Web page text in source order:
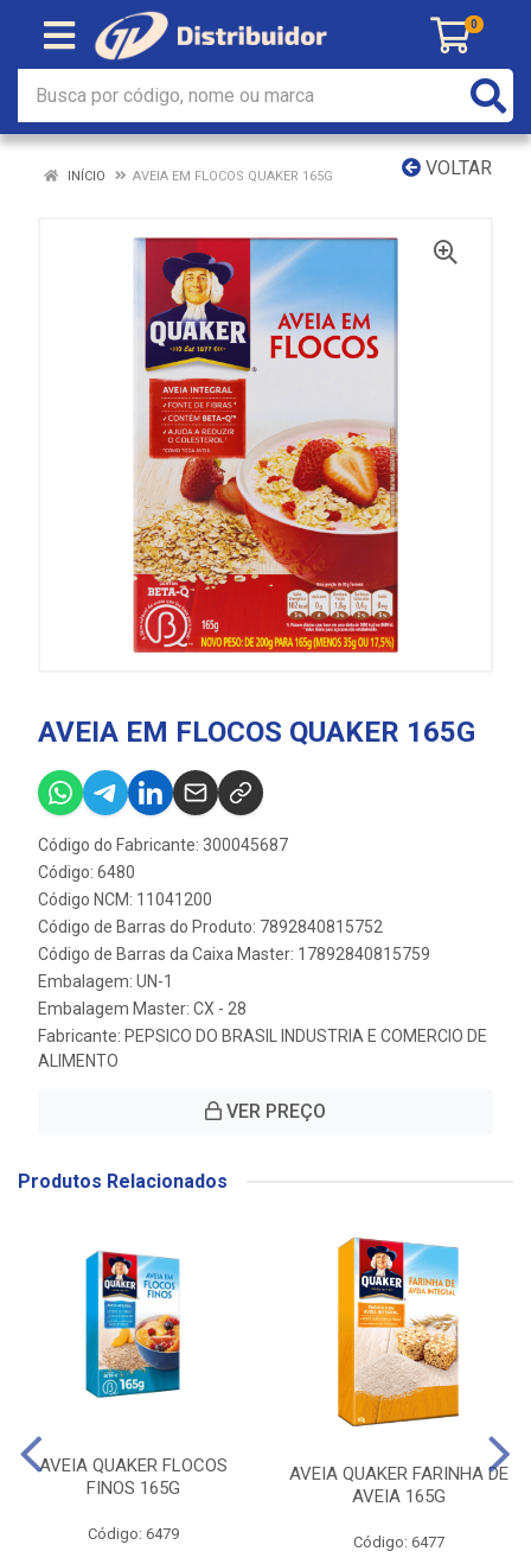
0
VOLTAR
INÍCIO AVEIA EM FLOCOS QUAKER 165G
AVEIA EM FLOCOS QUAKER 165G
Código do Fabricante: 300045687
Código: 6480
Código NCM: 11041200
Código de Barras do Produto: 7892840815752
Código de Barras da Caixa Master: 17892840815759
Embalagem: UN-1
Embalagem Master: CX - 28
Fabricante: PEPSICO DO BRASIL INDUSTRIA E COMERCIO DE
ALIMENTO
VER PREÇO
Produtos Relacionados
AVEIA QUAKER FLOCOS
FINOS 165G
Código: 6479
AVEIA QUAKER FARINHA DE
AVEIA 165G
Código: 6477